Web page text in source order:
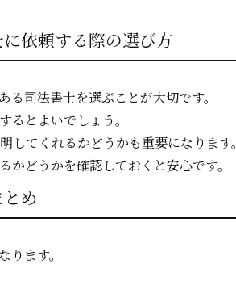
依頼する際の選び方
司法書士を選ぶことが大切です。
とよいでしょう。
てくれるかどうかも重要になります。
どうかを確認しておくと安心です。
とめ
ます。